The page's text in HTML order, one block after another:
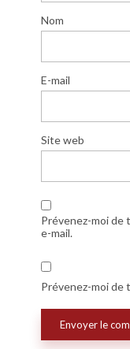
Nom
E-mail
Site web
Prévenez-moi de
e-mail.
Prévenez-moi de